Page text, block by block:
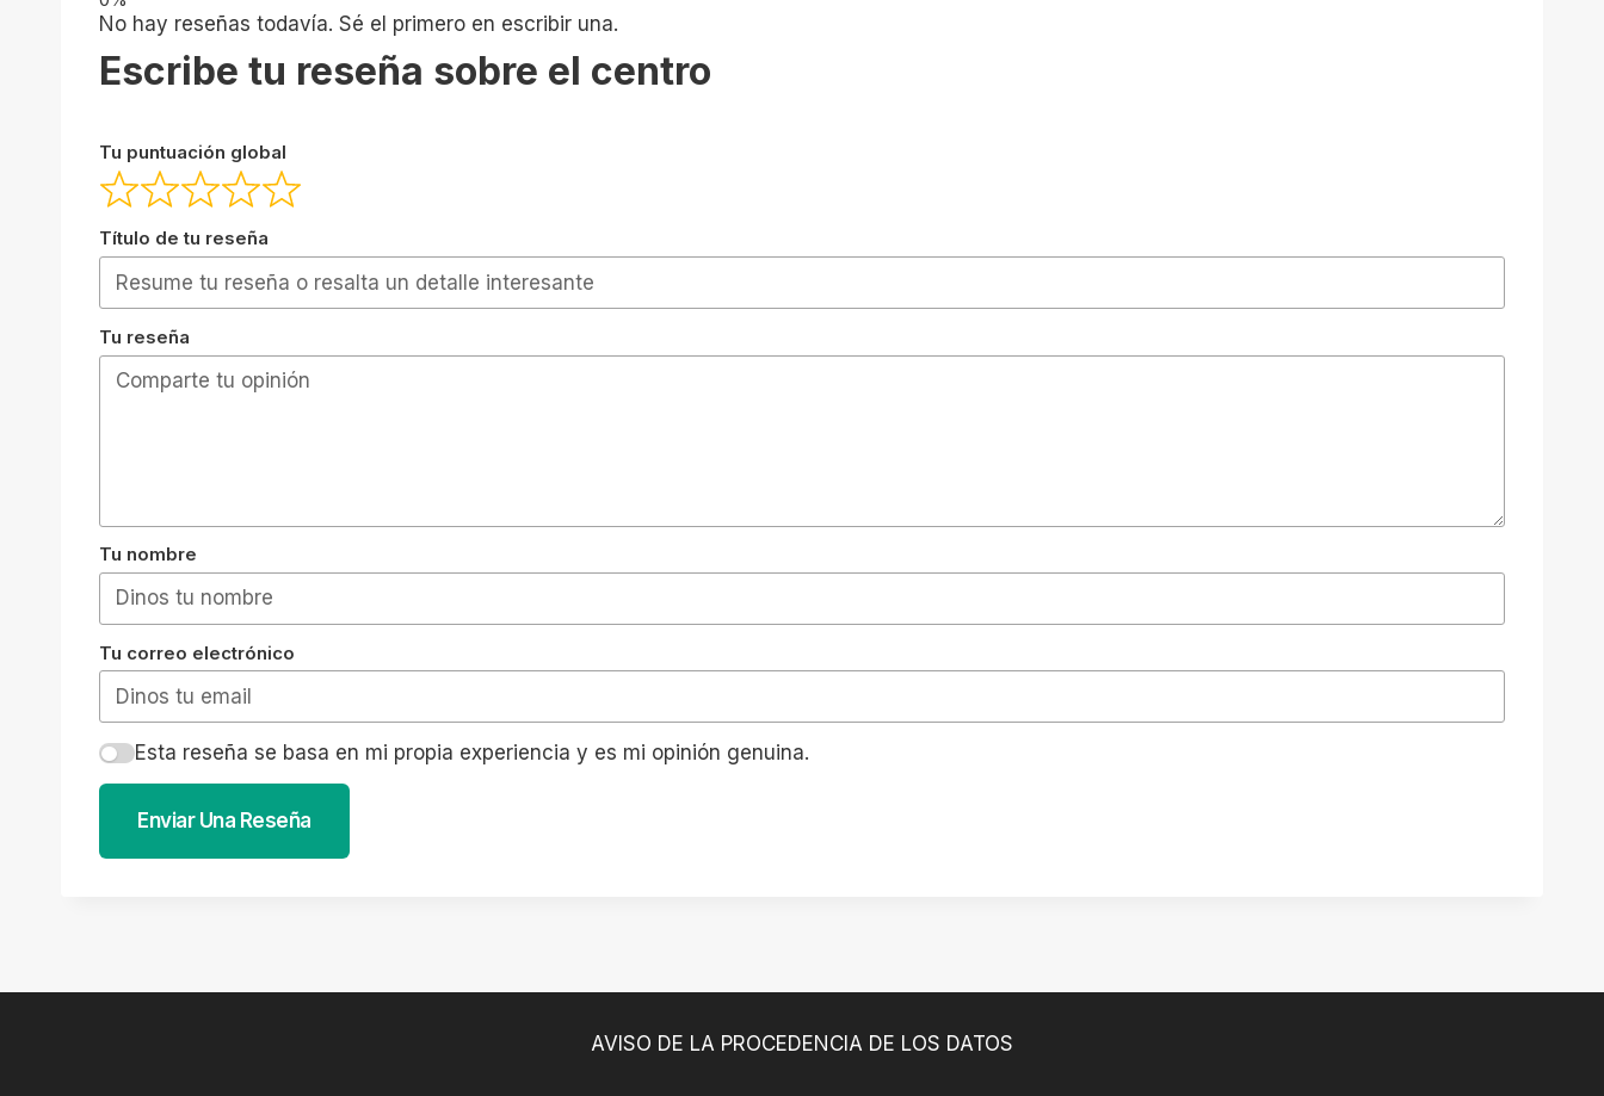
No hay reseñas todavía. Sé el primero en escribir una.
Escribe tu reseña sobre el centro
Tu puntuación global
Título de tu reseña
Tu reseña
Tu nombre
Tu correo electrónico
Esta reseña se basa en mi propia experiencia y es mi opinión genuina.
Enviar Una Reseña
AVISO DE LA PROCEDENCIA DE LOS DATOS